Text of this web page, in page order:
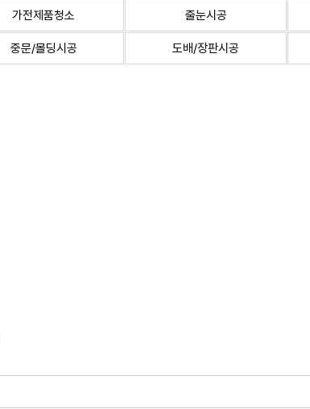
가전제품청소 줄눈시공
중문/몰딩시공 도배/장판시공